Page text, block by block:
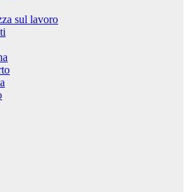
sul lavoro